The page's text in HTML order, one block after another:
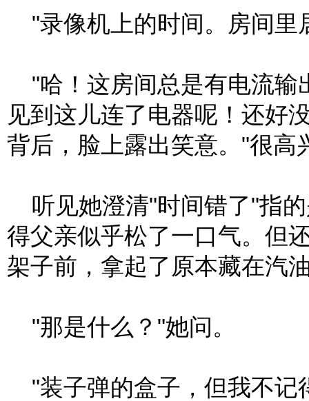
"录像机上的时间。房间里
"哈！这房间总是有电流输
见到这儿连了电器呢！还好
背后，脸上露出笑意。"很高
听见她澄清"时间错了"指
得父亲似乎松了一口气。但
架子前，拿起了原本藏在汽
"那是什么？"她问。
"装子弹的盒子，但我不记